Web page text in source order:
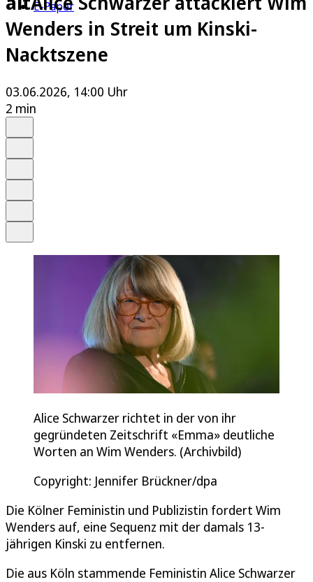
E-Paper
Wenders in Streit um Kinski-
Nacktszene
03.06.2026, 14:00 Uhr
2 min
Alice Schwarzer richtet in der von ihr
gegründeten Zeitschrift «Emma» deutliche
Worten an Wim Wenders. (Archivbild)
Copyright: Jennifer Brückner/dpa
Die Kölner Feministin und Publizistin fordert Wim
Wenders auf, eine Sequenz mit der damals 13-
jährigen Kinski zu entfernen.
Die aus Köln stammende Feministin Alice Schwarzer